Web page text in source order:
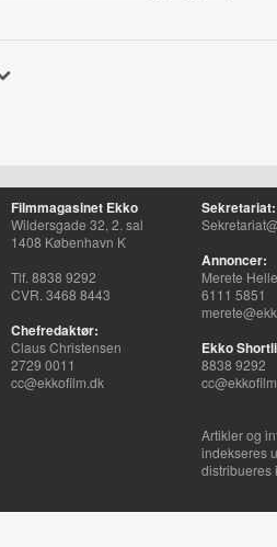
Filmmagasinet Ekko
Wildersgade 32, 2. sal
1408 København K
Tlf. 8838 9292
CVR. 3468 8443
Chefredaktør:
Claus Christensen
2729 0011
cc@ekkofilm.dk
Sekretariat:
Annoncer:
Merete
6111 5851
Ekko
8838 9292
Artikler og
indekseres
distribueres